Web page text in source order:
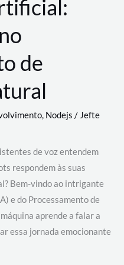
de
, Nodejs / Jefte
de voz entendem
respondem às suas
Bem-vindo ao intrigante
e do Processamento de
aprende a falar a
essa jornada emocionante